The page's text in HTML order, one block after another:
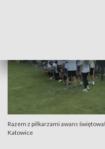
Razem z piłkarzami awans
Katowice